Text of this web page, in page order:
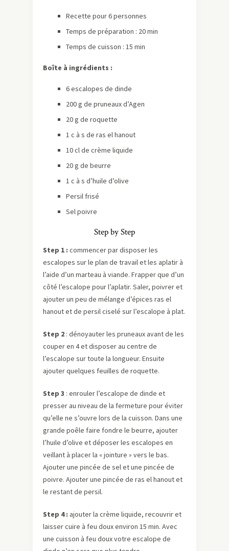
Recette pour 6 personnes
Temps de préparation : 20 min
Temps de cuisson : 15 min
Boîte à ingrédients :
6 escalopes de dinde
200 g de pruneaux d’Agen
20 g de roquette
1 c à s de ras el hanout
10 cl de crème liquide
20 g de beurre
1 c à s d’huile d’olive
Persil frisé
Sel poivre
Step by Step
Step 1 : commencer par disposer les
escalopes sur le plan de travail et les aplatir à
l’aide d’un marteau à viande. Frapper que d’un
côté l’escalope pour l’aplatir. Saler, poivrer et
ajouter un peu de mélange d’épices ras el
hanout et de persil ciselé sur l’escalope à plat.
Step 2 : dénoyauter les pruneaux avant de les
couper en 4 et disposer au centre de
l’escalope sur toute la longueur. Ensuite
ajouter quelques feuilles de roquette.
Step 3 : enrouler l’escalope de dinde et
presser au niveau de la fermeture pour éviter
qu’elle ne s’ouvre lors de la cuisson. Dans une
grande poêle faire fondre le beurre, ajouter
l’huile d’olive et déposer les escalopes en
veillant à placer la « jointure » vers le bas.
Ajouter une pincée de sel et une pincée de
poivre. Ajouter une pincée de ras el hanout et
le restant de persil.
Step 4 : ajouter la crème liquide, recouvrir et
laisser cuire à feu doux environ 15 min. Avec
une cuisson à feu doux votre escalope de